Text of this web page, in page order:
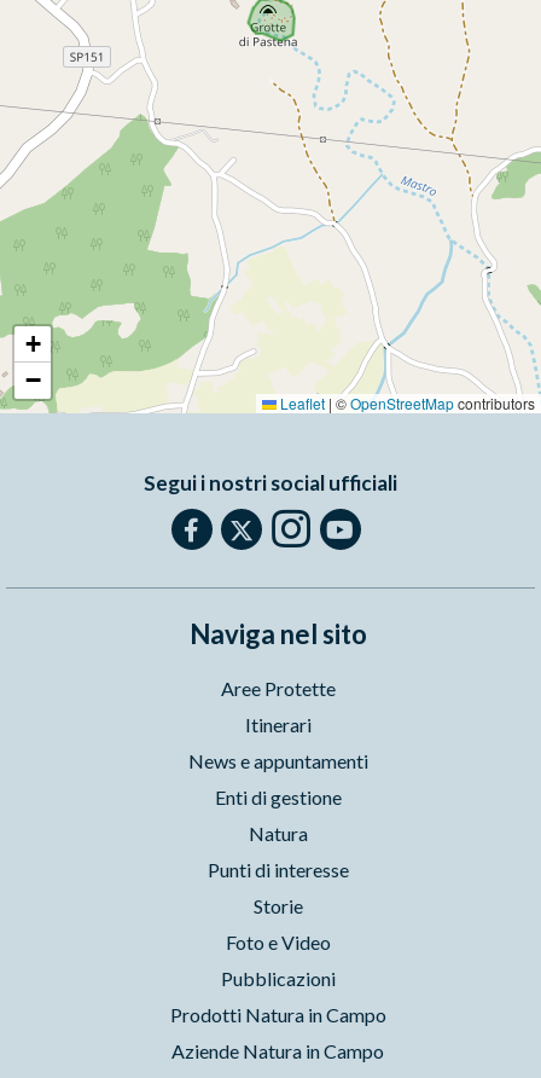
+
−
Leaflet | ©OpenStreetMapcontributors
Segui i nostri social ufficiali
Naviga nel sito
Aree Protette
Itinerari
News e appuntamenti
Enti di gestione
Natura
Punti di interesse
Storie
Foto e Video
Pubblicazioni
Prodotti Natura in Campo
Aziende Natura in Campo